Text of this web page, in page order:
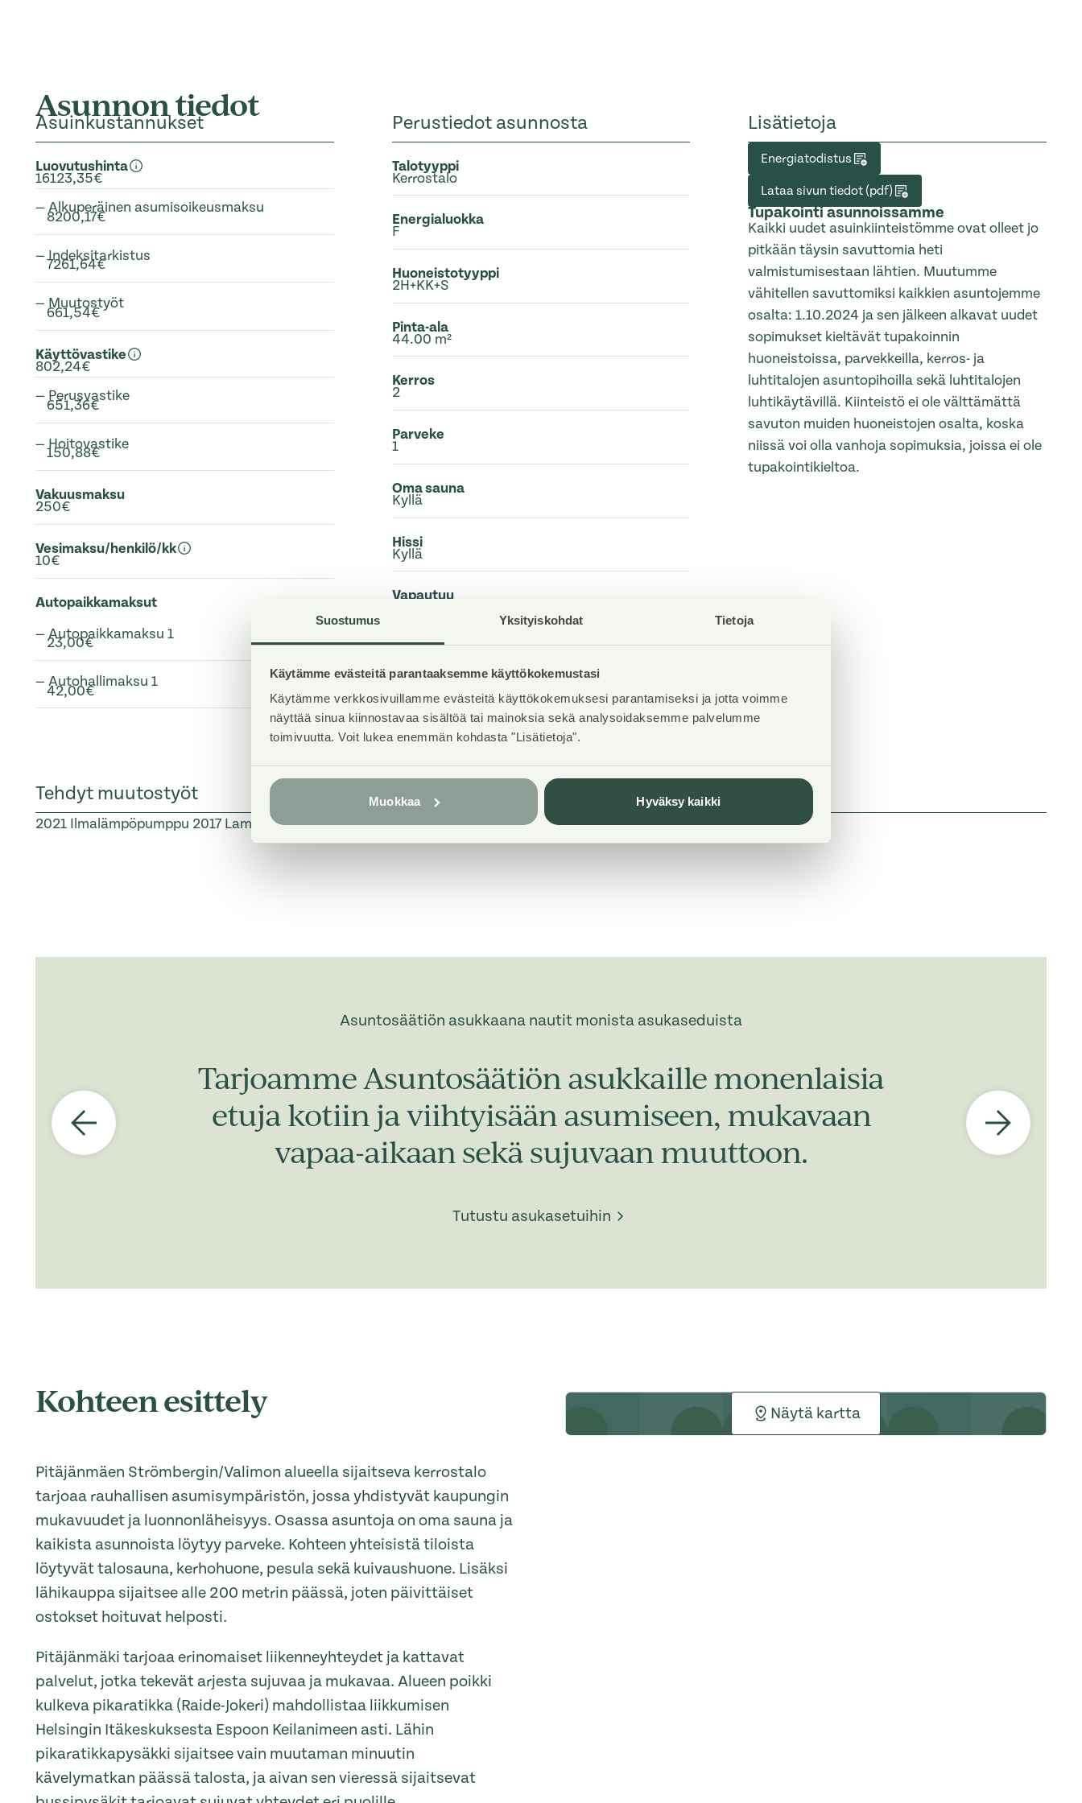
Suostumus Yksityiskohdat Tietoja
Käytämme evästeitä parantaaksemme käyttökokemustasi
Käytämme verkkosivuillamme evästeitä käyttökokemuksesi parantamiseksi ja jotta voimme
näyttää sinua kiinnostavaa sisältöä tai mainoksia sekä analysoidaksemme palvelumme
toimivuutta. Voit lukea enemmän kohdasta "Lisätietoja".
Muokkaa Hyväksy kaikki
Asunnon tiedot
Asuinkustannukset
Luovutushinta
16123,35€
— Alkuperäinen asumisoikeusmaksu
8200,17€
— Indeksitarkistus
7261,64€
— Muutostyöt
661,54€
Käyttövastike
802,24€
— Perusvastike
651,36€
— Hoitovastike
150,88€
Vakuusmaksu
250€
Vesimaksu/henkilö/kk
10€
Autopaikkamaksut
— Autopaikkamaksu 1
23,00€
— Autohallimaksu 1
42,00€
Perustiedot asunnosta
Talotyyppi
Kerrostalo
Energialuokka
F
Huoneistotyyppi
2H+KK+S
Pinta-ala
44.00 m²
Kerros
2
Parveke
1
Oma sauna
Kyllä
Hissi
Kyllä
Vapautuu
Kunto
Lemmikit
Sallittu
DNA Welho
Lisätietoja
Energiatodistus
Lataa sivun tiedot (pdf)
Tupakointi asunnoissamme
Kaikki uudet asuinkiinteistömme ovat olleet jo
pitkään täysin savuttomia heti
valmistumisestaan lähtien. Muutumme
vähitellen savuttomiksi kaikkien asuntojemme
osalta: 1.10.2024 ja sen jälkeen alkavat uudet
sopimukset kieltävät tupakoinnin
huoneistoissa, parvekkeilla, kerros- ja
luhtitalojen asuntopihoilla sekä luhtitalojen
luhtikäytävillä. Kiinteistö ei ole välttämättä
savuton muiden huoneistojen osalta, koska
niissä voi olla vanhoja sopimuksia, joissa ei ole
tupakointikieltoa.
Tehdyt muutostyöt
2021 Ilmalämpöpumppu 2017 Laminaatti Tila: Muut tilat (Asoetu)1998parvekelasit
Asuntosäätiön asukkaana nautit monista asukaseduista
Tarjoamme Asuntosäätiön asukkaille monenlaisia
etuja kotiin ja viihtyisään asumiseen, mukavaan
vapaa-aikaan sekä sujuvaan muuttoon.
Tutustu asukasetuihin
Kohteen esittely
Pitäjänmäen Strömbergin/Valimon alueella sijaitseva kerrostalo
tarjoaa rauhallisen asumisympäristön, jossa yhdistyvät kaupungin
mukavuudet ja luonnonläheisyys. Osassa asuntoja on oma sauna ja
kaikista asunnoista löytyy parveke. Kohteen yhteisistä tiloista
löytyvät talosauna, kerhohuone, pesula sekä kuivaushuone. Lisäksi
lähikauppa sijaitsee alle 200 metrin päässä, joten päivittäiset
ostokset hoituvat helposti.
Pitäjänmäki tarjoaa erinomaiset liikenneyhteydet ja kattavat
palvelut, jotka tekevät arjesta sujuvaa ja mukavaa. Alueen poikki
kulkeva pikaratikka (Raide-Jokeri) mahdollistaa liikkumisen
Helsingin Itäkeskuksesta Espoon Keilanimeen asti. Lähin
pikaratikkapysäkki sijaitsee vain muutaman minuutin
kävelymatkan päässä talosta, ja aivan sen vieressä sijaitsevat
Näytä kartta